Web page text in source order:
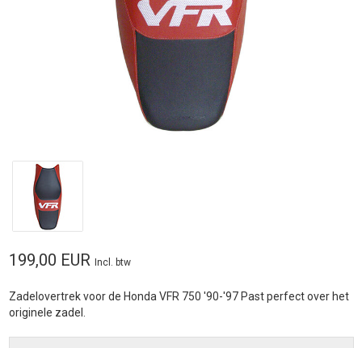
199,00 EUR Incl. btw
Zadelovertrek voor de Honda VFR 750 '90-'97 Past perfect over het
originele zadel.